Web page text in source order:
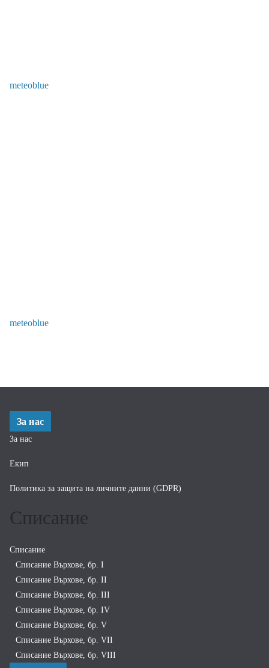
meteoblue
meteoblue
За нас
За нас
Екип
Политика за защита на личните данни (GDPR)
Списание
Списание
Списание Върхове, бр. I
Списание Върхове, бр. II
Списание Върхове, бр. III
Списание Върхове, бр. IV
Списание Върхове, бр. V
Списание Върхове, бр. VII
Списание Върхове, бр. VIII